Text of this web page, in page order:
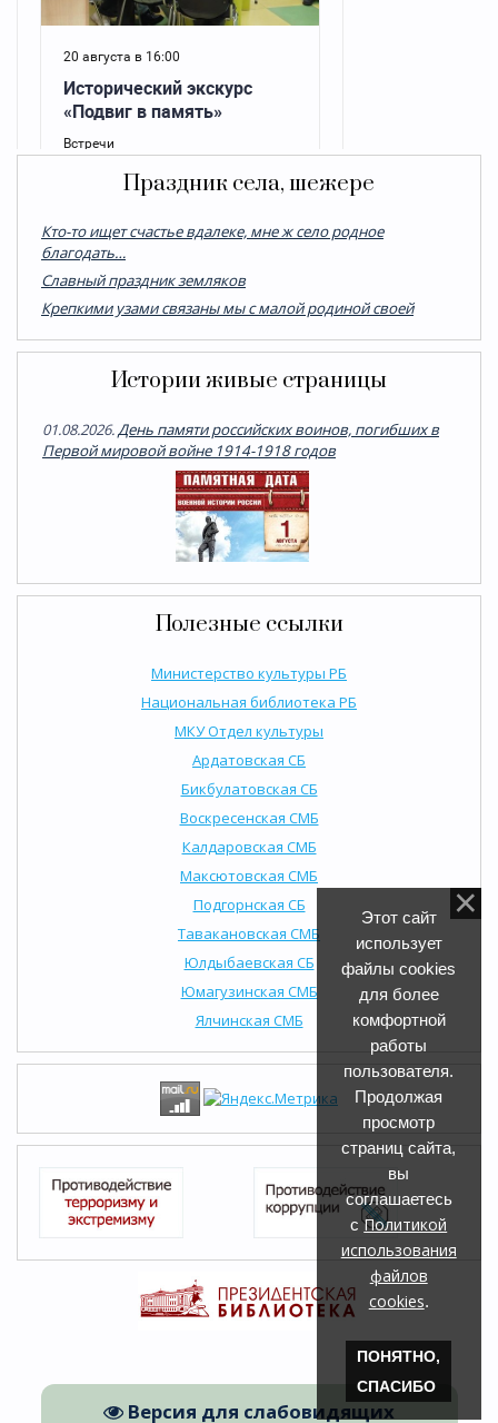
Версия для слабовидящих
Праздник села, шежере
Кто-то ищет счастье вдалеке, мне ж село родное
благодать…
Cлавный праздник земляков
Крепкими узами связаны мы с малой родиной своей
Истории живые страницы
01.08.2026.День памяти российских воинов, погибших в
Первой мировой войне 1914-1918 годов
Полезные ссылки
Министерство культуры РБ
Национальная библиотека РБ
МКУ Отдел культуры
Ардатовская СБ
Бикбулатовская СБ
Воскресенская СМБ
Калдаровская СМБ
Максютовская СМБ
Подгорнская СБ
Тавакановская СМБ
Юлдыбаевская СБ
Юмагузинская СМБ
Ялчинская СМБ
Этот сайт
использует
файлы cookies
для более
комфортной
работы
пользователя.
Продолжая
просмотр
страниц сайта,
вы
соглашаетесь
сПолитикой
использования
файлов
cookies.
ПОНЯТНО,
СПАСИБО